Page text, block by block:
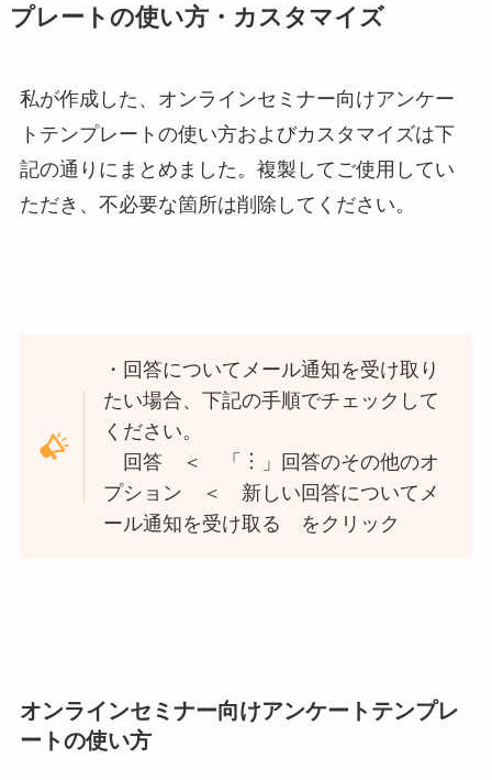
プレートの使い方・カスタマイズ
私が作成した、オンラインセミナー向けアンケー
トテンプレートの使い方およびカスタマイズは下
記の通りにまとめました。複製してご使用してい
ただき、不必要な箇所は削除してください。
・回答についてメール通知を受け取り
たい場合、下記の手順でチェックして
ください。
回答 ＜ 「︙」回答のその他のオ
プション ＜ 新しい回答についてメ
ール通知を受け取る をクリック
オンラインセミナー向けアンケートテンプレ
ートの使い方